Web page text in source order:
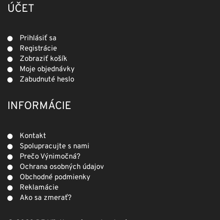
ÚČET
Prihlásiť sa
Registrácie
Zobraziť košík
Moje objednávky
Zabudnuté heslo
INFORMÁCIE
Kontakt
Spolupracujte s nami
Prečo Výnimočná?
Ochrana osobných údajov
Obchodné podmienky
Reklamácie
Ako sa zmerať?